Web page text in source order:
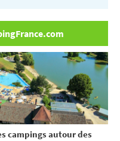
campings autour des